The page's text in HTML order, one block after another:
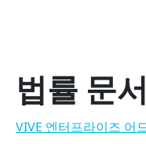
법률 문서
VIVE 엔터프라이즈 어